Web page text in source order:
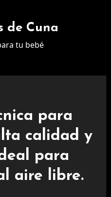
de Cuna
tu bebé
para
calidad y
para
aire libre.